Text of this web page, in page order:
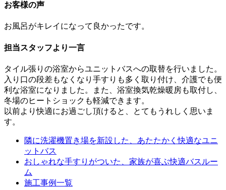
お客様の声
お風呂がキレイになって良かったです。
担当スタッフより一言
タイル張りの浴室からユニットバスへの取替を行いました。
入り口の段差もなくなり手すりも多く取り付け、介護でも便
利な浴室になりました。また、浴室換気乾燥暖房も取付し、
冬場のヒートショックも軽減できます。
以前より快適にお過ごし頂けると、とてもうれしく思いま
す。
隣に洗濯機置き場を新設した、あたたかく快適なユニ
ットバス
おしゃれな手すりがついた、家族が喜ぶ快適バスルー
ム
施工事例一覧